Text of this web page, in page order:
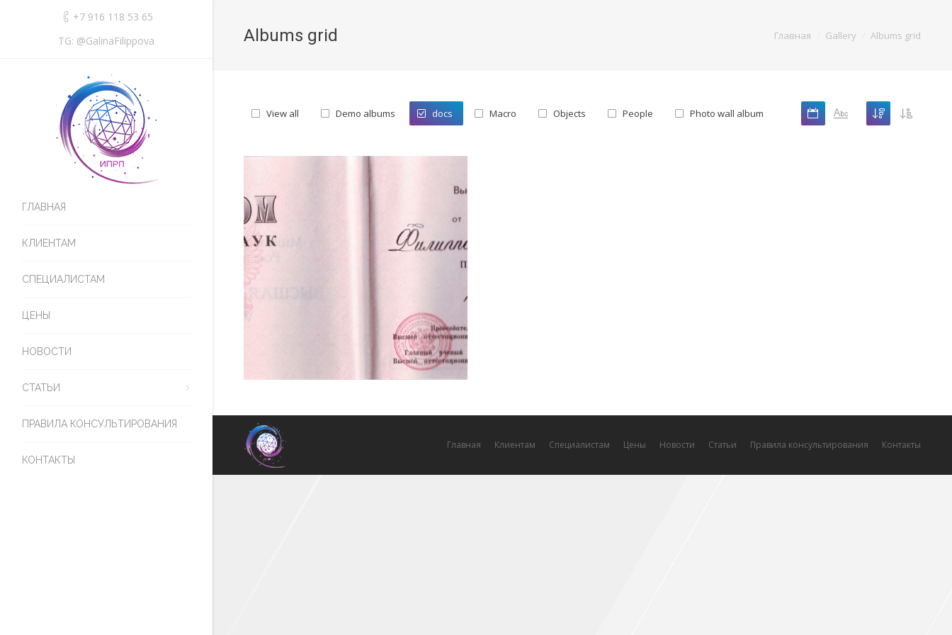
+7 916 118 53 65
TG: @GalinaFilippova
ГЛАВНАЯ
КЛИЕНТАМ
СПЕЦИАЛИСТАМ
ЦЕНЫ
НОВОСТИ
СТАТЬИ
ПРАВИЛА КОНСУЛЬТИРОВАНИЯ
КОНТАКТЫ
Albums grid Главная Gallery Albums grid
View all Demo albums docs Macro Objects People Photo wall album
Главная Клиентам Специалистам Цены Новости Статьи Правила консультирования Контакты